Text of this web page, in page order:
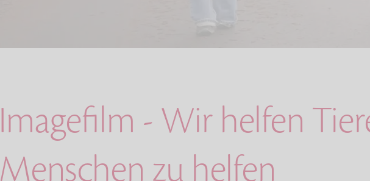
Imagefilm - Wir helfen
Menschen zu helfen